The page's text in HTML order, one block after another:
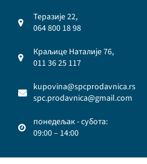
Теразије 22,
064 800 18 98
Краљице Наталије 76,
011 36 25 117
kupovina@spcprodavnica.rs
spc.prodavnica@gmail.com
понедељак - субота:
09:00 – 14:00